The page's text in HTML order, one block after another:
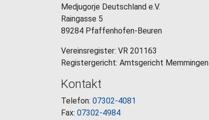
Medjugorje Deutschland e.V.
Raingasse 5
89284 Pfaffenhofen-Beuren
Vereinsregister: VR 201163
Registergericht: Amtsgericht Memmingen
Kontakt
Telefon: 07302-4081
Fax: 07302-4984